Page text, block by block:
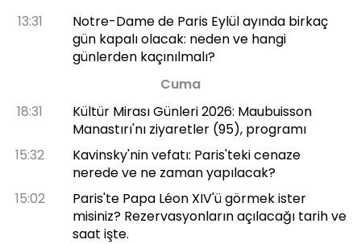
13:31
Notre-Dame de Paris Eylül ayında birkaç
gün kapalı olacak: neden ve hangi
günlerden kaçınılmalı?
Cuma
18:31
Kültür Mirası Günleri 2026: Maubuisson
Manastırı'nı ziyaretler (95), programı
15:32
Kavinsky'nin vefatı: Paris'teki cenaze
nerede ve ne zaman yapılacak?
15:02
Paris'te Papa Léon XIV'ü görmek ister
misiniz? Rezervasyonların açılacağı tarih ve
saat işte.